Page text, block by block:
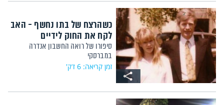
כשהרצח של בתו נחשף - האב
לקח את החוק לידיים
סיפורו של רואה החשבון אנדרה
במברסקי
זמן קריאה: 6 דק'